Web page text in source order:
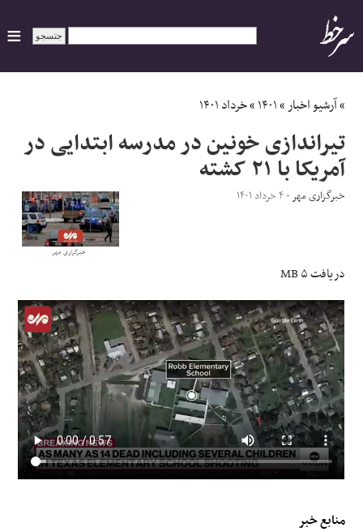
ایران
سیاسی
اقتصاد
جهان
اجتماعی
حوادث
علوم و فن آوری
فرهنگی و هنری
مقالات
»آرشیو اخبار»۱۴۰۱»خرداد ۱۴۰۱
تیراندازی خونین در مدرسه ابتدایی در
آمریکا با ۲۱ کشته
خبرگزاری مهر
خبرگزاری مهر- ۴ خرداد ۱۴۰۱
دریافت۵ MB
منابع خبر